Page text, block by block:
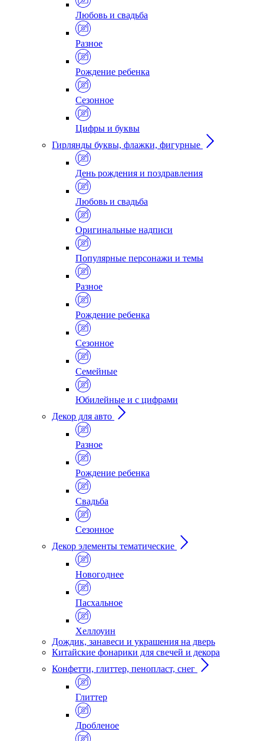
Любовь и свадьба
Разное
Рождение ребенка
Сезонное
Цифры и буквы
Гирлянды буквы, флажки, фигурные
День рождения и поздравления
Любовь и свадьба
Оригинальные надписи
Популярные персонажи и темы
Разное
Рождение ребенка
Сезонное
Семейные
Юбилейные и с цифрами
Декор для авто
Разное
Рождение ребенка
Свадьба
Сезонное
Декор элементы тематические
Новогоднее
Пасхальное
Хеллоуин
Дождик, занавеси и украшения на дверь
Китайские фонарики для свечей и декора
Конфетти, глиттер, пенопласт, снег
Глиттер
Дробленое